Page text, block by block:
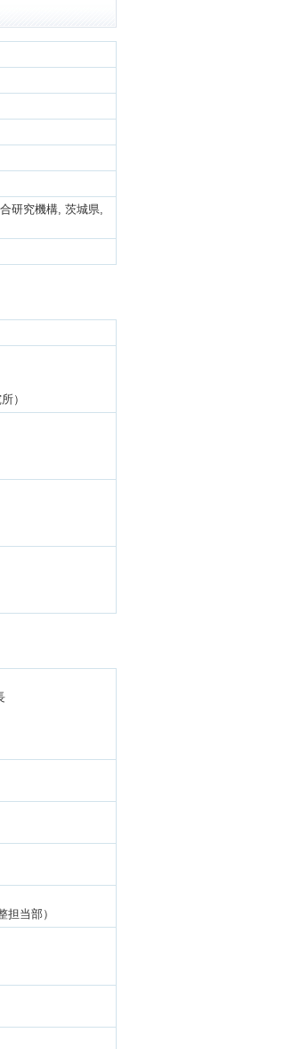
研究機構, 茨城県,
）
当部）